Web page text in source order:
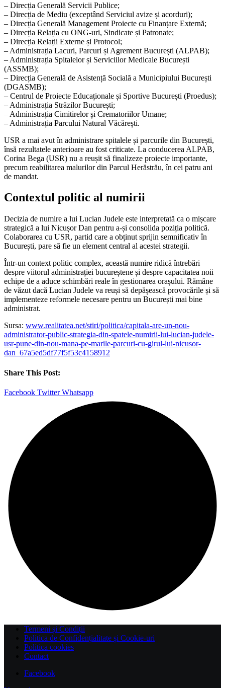
– Direcția Generală Servicii Publice;
– Direcția de Mediu (exceptând Serviciul avize și acorduri);
– Direcția Generală Management Proiecte cu Finanțare Externă;
– Direcția Relația cu ONG-uri, Sindicate și Patronate;
– Direcția Relații Externe și Protocol;
– Administrația Lacuri, Parcuri și Agrement București (ALPAB);
– Administrația Spitalelor și Serviciilor Medicale București
(ASSMB);
– Direcția Generală de Asistență Socială a Municipiului București
(DGASMB);
– Centrul de Proiecte Educaționale și Sportive București (Proedus);
– Administrația Străzilor București;
– Administrația Cimitirelor și Crematoriilor Umane;
– Administrația Parcului Natural Văcărești.
USR a mai avut în administrare spitalele și parcurile din București,
însă rezultatele anterioare au fost criticate. La conducerea ALPAB,
Corina Bega (USR) nu a reușit să finalizeze proiecte importante,
precum reabilitarea malurilor din Parcul Herăstrău, în cei patru ani
de mandat.
Contextul politic al numirii
Decizia de numire a lui Lucian Judele este interpretată ca o mișcare
strategică a lui Nicușor Dan pentru a-și consolida poziția politică.
Colaborarea cu USR, partid care a obținut sprijin semnificativ în
București, pare să fie un element central al acestei strategii.
Într-un context politic complex, această numire ridică întrebări
despre viitorul administrației bucureștene și despre capacitatea noii
echipe de a aduce schimbări reale în gestionarea orașului. Rămâne
de văzut dacă Lucian Judele va reuși să depășească provocările și să
implementeze reformele necesare pentru un București mai bine
administrat.
Sursa: www.realitatea.net/stiri/politica/capitala-are-un-nou-
administrator-public-strategia-din-spatele-numirii-lui-lucian-judele-
usr-pune-din-nou-mana-pe-marile-parcuri-cu-girul-lui-nicusor-
dan_67a5ed5df77f5f53c4158912
Share This Post:
Facebook Twitter Whatsapp
Termeni și Condiții
Politica de Confidențialitate și Cookie-uri
Politica cookies
Contact
Facebook